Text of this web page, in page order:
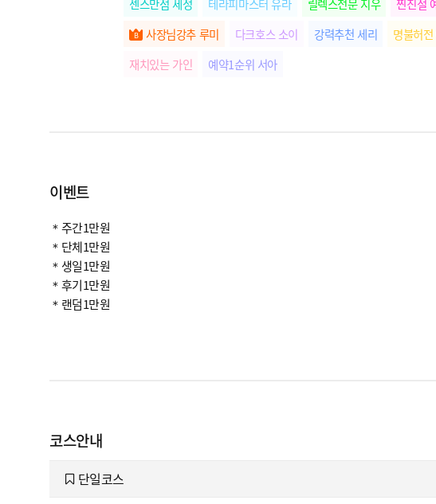
사장님강추 루미
다크호스 소이 강력추천 세리
명불허
재치있는 가인
예약1순위 서아
이벤트
＊주간1만원
＊단체1만원
＊생일1만원
＊후기1만원
＊랜덤1만원
코스안내
단일코스